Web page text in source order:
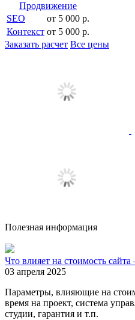
Продвижение
SEO
от 5 000 р.
Контекст от 5 000 р.
Заказать расчет Все цены
Полезная информация
Что влияет на стоимость
03 апреля 2025
Параметры, влияющие на
время на проект, система
студии, гарантия и т.п.